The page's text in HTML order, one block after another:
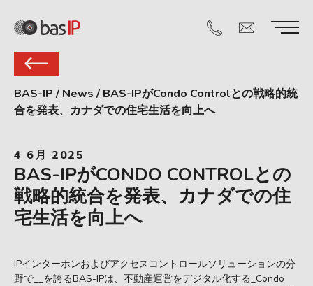
BAS-IP / News / BAS-IPがCondo Controlとの戦略的統
合を発表、カナダでの住宅生活を向上へ
4 6月 2025
BAS-IPがCONDO CONTROLとの
戦略的統合を発表、カナダでの住
宅生活を向上へ
IPインターホンおよびアクセスコントロールソリューションの分
野で__を誇るBAS-IPは、不動産運営をデジタル化する_Condo